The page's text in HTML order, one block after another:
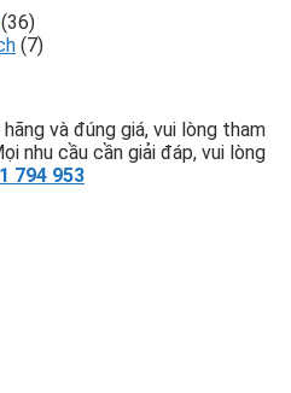
(36)
(7)
và đúng giá, vui lòng tham
nhu cầu cần giải đáp, vui lòng
794 953